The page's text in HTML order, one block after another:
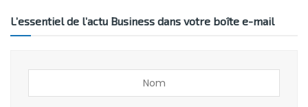
L’essentiel de l’actu Business dans votre boîte e-mail